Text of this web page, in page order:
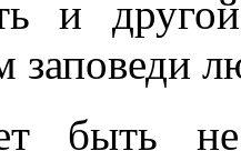
и
заповеди
быть